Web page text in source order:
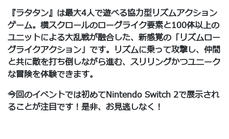
『ラタタン』は最大4人で遊べる協力型リズムアクション
ゲーム。横スクロールのローグライク要素と100体以上の
ユニットによる大乱戦が融合した、新感覚の「リズムロー
グライクアクション」です。リズムに乗って攻撃し、仲間
と共に敵を打ち倒しながら進む、スリリングかつユニーク
な冒険を体験できます。
今回のイベントでは初めてNintendo Switch 2で展示され
ることが注目です！是非、お見逃しなく！